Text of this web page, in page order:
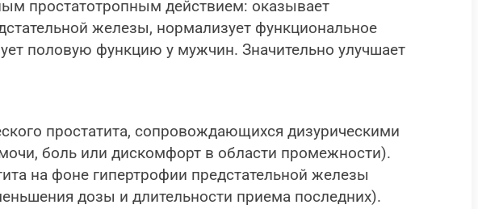
простатотропным действием: оказывает
железы, нормализует функциональное
половую функцию у мужчин. Значительно улучшает
простатита, сопровождающихся дизурическими
боль или дискомфорт в области промежности).
на фоне гипертрофии предстательной железы
дозы и длительности приема последних).